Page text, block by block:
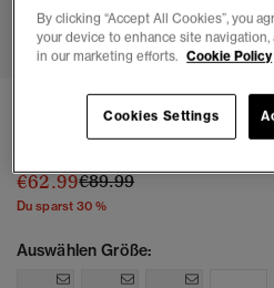
1 2 3 4
Vintage Great Outdoors
(1)
€62.99Preis wurde reduziert
€89.99bis
Du sparst 30 %
Auswählen Größe:
By clicking “Accept All Cookies”, you
your device to enhance site navigation,
in our marketing efforts. Cookie Policy
Cookies Settings